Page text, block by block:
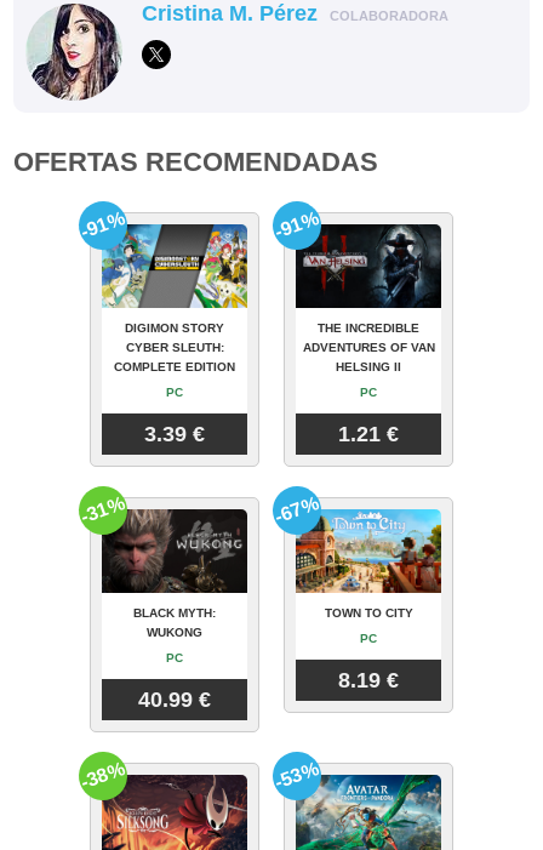
Cristina M. Pérez COLABORADORA
OFERTAS RECOMENDADAS
DIGIMON STORY
CYBER SLEUTH:
COMPLETE EDITION
PC
3.39 €
-91%
THE INCREDIBLE
ADVENTURES OF VAN
HELSING II
PC
1.21 €
-91%
BLACK MYTH:
WUKONG
PC
40.99 €
-31%
TOWN TO CITY
PC
8.19 €
-67%
-38% -53%